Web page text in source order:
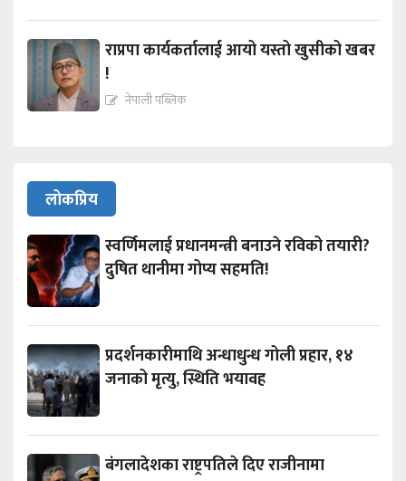
राप्रपा कार्यकर्तालाई आयो यस्तो खुसीको खबर
!
नेपाली पब्लिक
लोकप्रिय
स्वर्णिमलाई प्रधानमन्त्री बनाउने रविको तयारी?
दुषित थानीमा गोप्य सहमति!
प्रदर्शनकारीमाथि अन्धाधुन्ध गोली प्रहार, १४
जनाको मृत्यु, स्थिति भयावह
बंगलादेशका राष्ट्रपतिले दिए राजीनामा